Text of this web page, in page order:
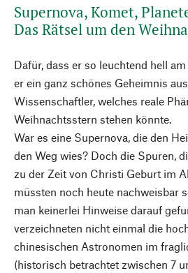
Supernova, Komet,
Das Rätsel um den
Dafür, dass er so leuchtend hell
er ein ganz schönes Geheimnis
Wissenschaftler, welches reale
Weihnachtsstern stehen könnte.
War es eine Supernova, die den
den Weg wies? Doch die Spuren,
zu der Zeit von Christi Geburt im
müssten noch heute nachweisbar
man keinerlei Hinweise darauf
verzeichneten nicht einmal die
chinesischen Astronomen im
(historisch betrachtet zwischen 7